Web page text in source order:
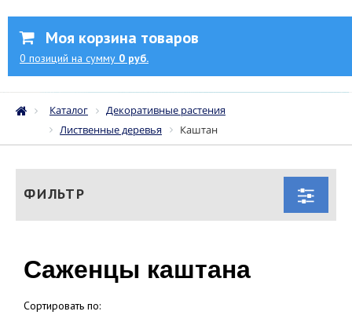
Моя корзина товаров
0 позиций на сумму 0 руб.
Каталог
Декоративные растения
Лиственные деревья
Каштан
ФИЛЬТР
Саженцы каштана
Сортировать по: